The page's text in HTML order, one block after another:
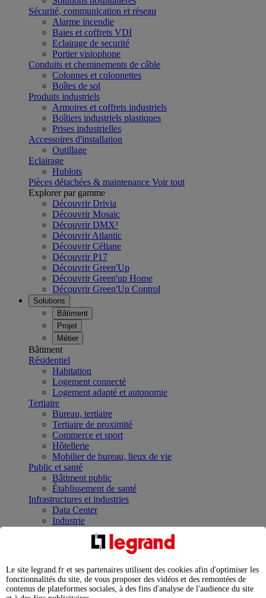
Sécurité, communication et réseau
Alarme incendie
Baies et coffrets VDI
Eclairage de securité
Portier visiophone
Conduits et cheminements de câble
Colonnes et colonnettes
Boîtes de sol
Produits industriels
Armoires et coffrets industriels
Boîtiers industriels plastiques
Prises industrielles
Accessoires d'installation
Outillage
Eclairage
Hublots
Pièces détachées & maintenance Voir tout
Explorer par gamme
Découvrir Drivia
Découvrir Mosaic
Découvrir DMX³
Découvrir Atlantic
Découvrir Céliane
Découvrir P17
Découvrir Green'Up
Découvrir Green'up Home
Découvrir Green'Up Control
Solutions
Bâtiment
Projet
Métier
Bâtiment
Résidentiel
Habitation
Logement connecté
Logement adapté et autonomie
Tertiaire
Bureau, tertiaire
Tertiaire de proximité
Commerce et sport
Hôtellerie
Mobilier de bureau, lieux de vie
Public et santé
Bâtiment public
Établissement de santé
Infrastructures et industries
Data Center
Industrie
Infrastructures
Contrôler et planifier le fonctionnement des appareils
Répartir et optimiser son tableau électrique
Legrand Data Center Solutions : concentrer les
expertises au service de vos performances
Le site legrand.fr et ses partenaires utilisent des cookies afin d'optimiser les
fonctionnalités du site, de vous proposer des vidéos et des remontées de
contenus de plateformes sociales, à des fins d'analyse de l'audience du site